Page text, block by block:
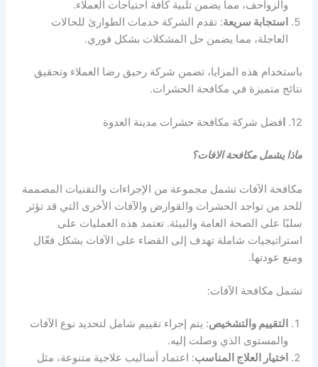
والزواحف، مما يضمن تلبية كافة احتياجات العملاء.
استجابة سريعة: تقدم الشركة خدمات الطوارئ للحالات
العاجلة، مما يضمن حل المشكلات بشكل فوري.
باستخدام هذه المزايا، تضمن شركة رحيق رضا العملاء وتحقيق
نتائج متميزة في مكافحة الحشرات.
12. فضل شركة مكافحة حشرات مدينة العدوة
ماذا يشمل مكافحة الافات؟
مكافحة الآفات تشمل مجموعة من الإجراءات والتقنيات المصممة
للحد من تواجد الحشرات والقوارض والآفات الأخرى التي قد تؤثر
سلبًا على الصحة العامة والبيئة. تعتمد هذه العمليات على
استراتيجيات شاملة تهدف إلى القضاء على الآفات بشكل فعّال
ومنع عودتها.
تشمل مكافحة الآفات:
التقييم والتشخيص: يتم إجراء تقييم شامل لتحديد نوع الآفات
والمستوى الذي وصلت إليه.
اختيار العلاج المناسب: اعتماد أساليب علاجية متنوعة، مثل